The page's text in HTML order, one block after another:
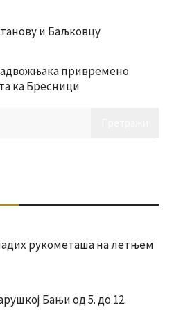
и Баљковцу
привремено
ка Бресници
рукометаша на летњем
Бањи од 5. до 12.